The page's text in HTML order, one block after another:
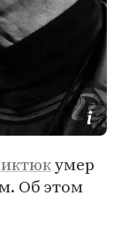
умер
Об этом